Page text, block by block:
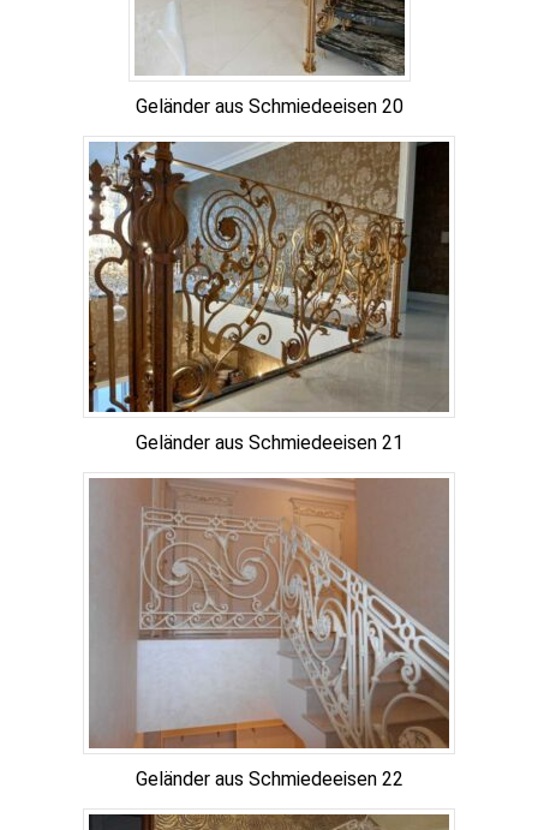
Geländer aus Schmiedeeisen 20
Geländer aus Schmiedeeisen 21
Geländer aus Schmiedeeisen 22